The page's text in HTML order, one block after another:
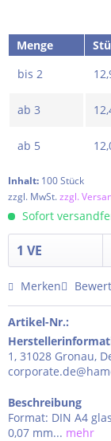
Menge
bis 2
ab 3
ab 5
Inhalt: 100 Stück
zzgl. MwSt.zzgl.
Sofort
Merken
Artikel-Nr.:
1, 31028 Gronau,
Beschreibung
Format: DIN A4
0,07 mm... mehr